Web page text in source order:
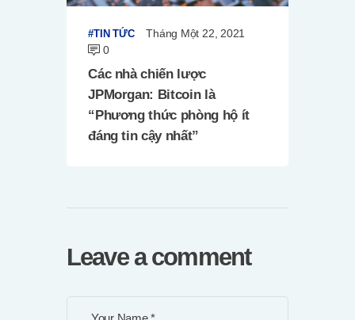
TIN TỨC
Tháng Một 22, 2021
0
Các nhà chiến lược
JPMorgan: Bitcoin là
“Phương thức phòng hộ ít
đáng tin cậy nhất”
Leave a comment